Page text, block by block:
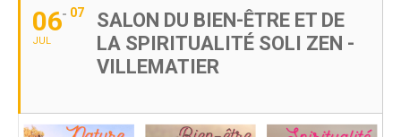
06
JUL
07
SALON DU BIEN-ÊTRE ET DE
LA SPIRITUALITÉ SOLI ZEN -
VILLEMATIER